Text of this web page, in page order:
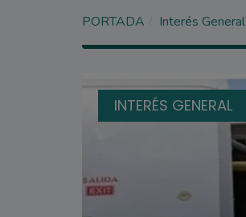
PORTADA Interés General
INTERÉS GENERAL